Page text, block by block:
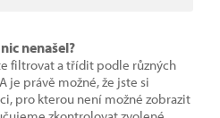
nenašel?
filtrovat a třídit podle různých
je právě možné, že jste si
pro kterou není možné zobrazit